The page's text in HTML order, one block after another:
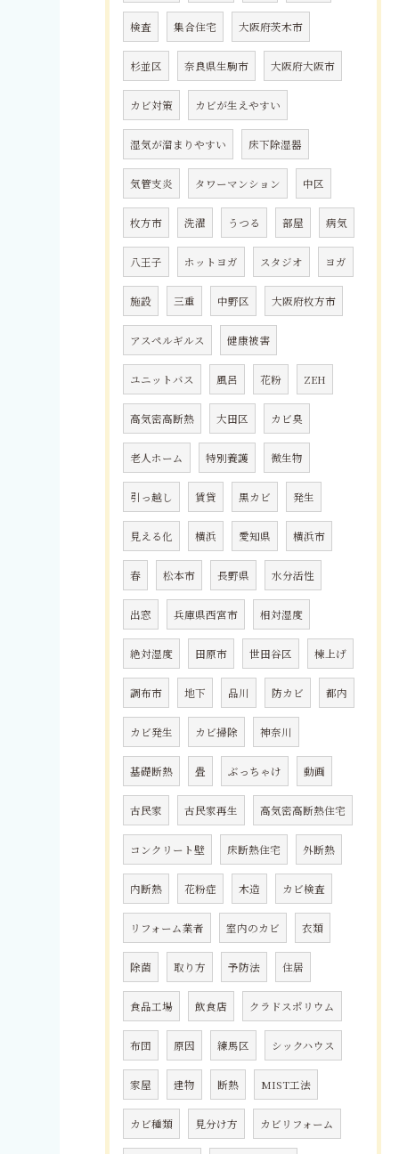
検査 集合住宅 大阪府茨木市
杉並区 奈良県生駒市 大阪府大阪市
カビ対策 カビが生えやすい
湿気が溜まりやすい 床下除湿器
気管支炎 タワーマンション 中区
枚方市 洗濯 うつる 部屋 病気
八王子 ホットヨガ スタジオ ヨガ
施設 三重 中野区 大阪府枚方市
アスペルギルス 健康被害
ユニットバス 風呂 花粉 ZEH
高気密高断熱 大田区 カビ臭
老人ホーム 特別養護 微生物
引っ越し 賃貸 黒カビ 発生
見える化 横浜 愛知県 横浜市
春 松本市 長野県 水分活性
出窓 兵庫県西宮市 相対湿度
絶対湿度 田原市 世田谷区 棟上げ
調布市 地下 品川 防カビ 都内
カビ発生 カビ掃除 神奈川
基礎断熱 畳 ぶっちゃけ 動画
古民家 古民家再生 高気密高断熱住宅
コンクリート壁 床断熱住宅 外断熱
内断熱 花粉症 木造 カビ検査
リフォーム業者 室内のカビ 衣類
除菌 取り方 予防法 住居
食品工場 飲食店 クラドスポリウム
布団 原因 練馬区 シックハウス
家屋 建物 断熱 MIST工法
カビ種類 見分け方 カビリフォーム